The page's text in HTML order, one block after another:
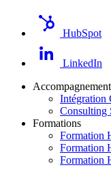
HubSpot
LinkedIn
Intégration
Consulting
Formations
Formation
Formation
Formation